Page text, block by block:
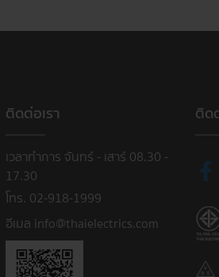
ติดต่อเรา
เวลาทำการ จันทร์ - เสาร์ 08.30 -
17.30
โทร. 02-918-1999
อีเมล info@thaielectrics.com
ติด